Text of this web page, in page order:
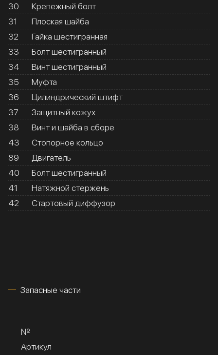
30
Крепежный болт
31
Плоская шайба
32
Гайка шестигранная
33
Болт шестигранный
34
Винт шестигранный
35
Муфта
36
Цилиндрический штифт
37
Защитный кожух
38
Винт и шайба в сборе
43
Стопорное кольцо
89
Двигатель
40
Болт шестигранный
41
Натяжной стержень
42
Стартовый диффузор
Запасные части
№
Артикул